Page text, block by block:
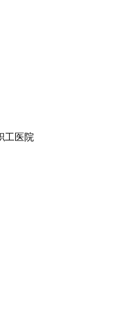
工医院